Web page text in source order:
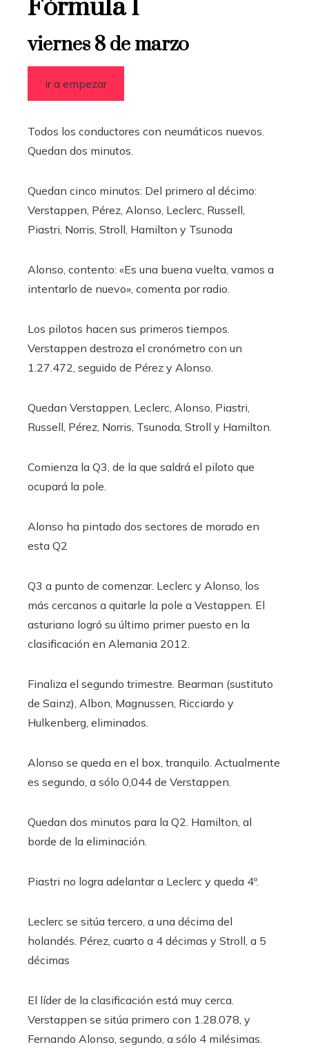
Fórmula 1
viernes 8 de marzo
ir a empezar
Todos los conductores con neumáticos nuevos.
Quedan dos minutos.
Quedan cinco minutos: Del primero al décimo:
Verstappen, Pérez, Alonso, Leclerc, Russell,
Piastri, Norris, Stroll, Hamilton y Tsunoda
Alonso, contento: «Es una buena vuelta, vamos a
intentarlo de nuevo», comenta por radio.
Los pilotos hacen sus primeros tiempos.
Verstappen destroza el cronómetro con un
1.27.472, seguido de Pérez y Alonso.
Quedan Verstappen, Leclerc, Alonso, Piastri,
Russell, Pérez, Norris, Tsunoda, Stroll y Hamilton.
Comienza la Q3, de la que saldrá el piloto que
ocupará la pole.
Alonso ha pintado dos sectores de morado en
esta Q2
Q3 a punto de comenzar. Leclerc y Alonso, los
más cercanos a quitarle la pole a Vestappen. El
asturiano logró su último primer puesto en la
clasificación en Alemania 2012.
Finaliza el segundo trimestre. Bearman (sustituto
de Sainz), Albon, Magnussen, Ricciardo y
Hulkenberg, eliminados.
Alonso se queda en el box, tranquilo. Actualmente
es segundo, a sólo 0,044 de Verstappen.
Quedan dos minutos para la Q2. Hamilton, al
borde de la eliminación.
Piastri no logra adelantar a Leclerc y queda 4º.
Leclerc se sitúa tercero, a una décima del
holandés. Pérez, cuarto a 4 décimas y Stroll, a 5
décimas
El líder de la clasificación está muy cerca.
Verstappen se sitúa primero con 1.28.078, y
Fernando Alonso, segundo, a sólo 4 milésimas.